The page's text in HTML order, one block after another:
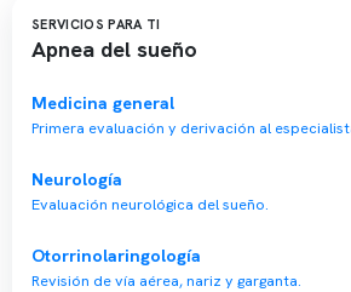
Sucursales
📍 Vitacura: Av. Kennedy 5488, Patio
📍 Providencia: Av. Andrés Bello 2337,
Reserva tu hora
Agenda tu consulta médica o examen del
→ Reservar ahora
SERVICIOS PARA TI
Apnea del sueño
Medicina general
Primera evaluación y derivación al
Neurología
Evaluación neurológica del sueño.
Otorrinolaringología
Revisión de vía aérea, nariz y garganta.